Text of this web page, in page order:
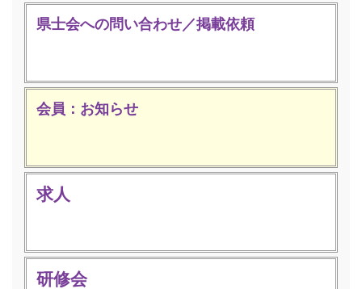
県士会への問い合わせ／掲載依頼
会員：お知らせ
求人
研修会